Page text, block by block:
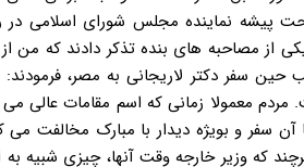
پیشه نماینده مجلس شورای اسلامی
از مصاحبه های بنده تذکر دادند که من
حین سفر دکتر لاریجانی به مصر،
معمولا زمانی که اسم مقامات عالی
و بویژه دیدار با مبارک مخالفت می
که وزیر خارجه وقت آنها، چیزی شبیه به